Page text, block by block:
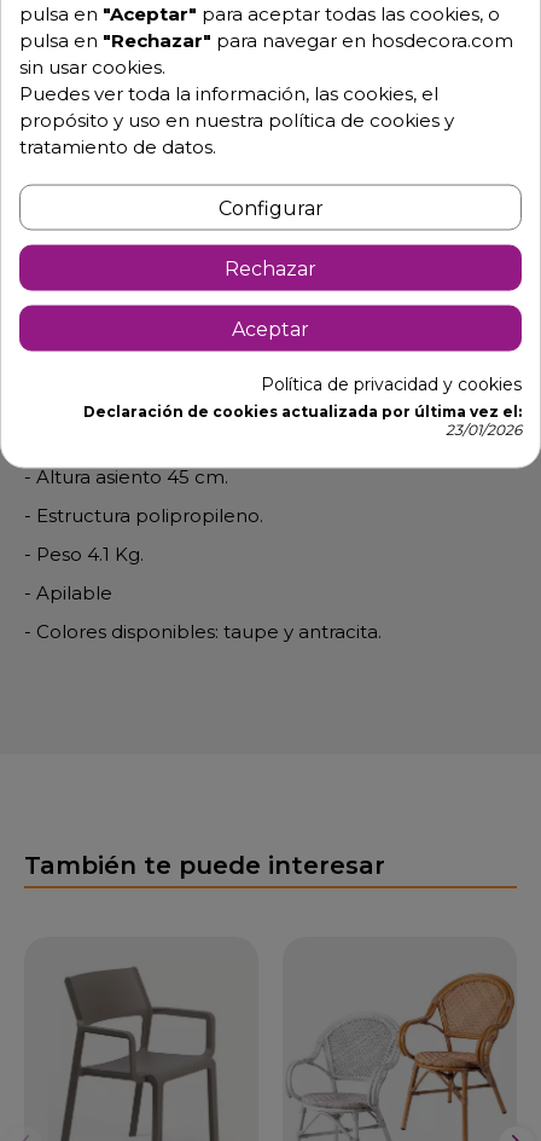
Pide tu presupuesto
Detalles de producto
Sillon Lobera de terraza apilable en polipropileno.
- Dimensiones: Ancho 53 x fondo 53 x alto 78.5 cm.
- Altura asiento 45 cm.
- Estructura polipropileno.
- Peso 4.1 Kg.
- Apilable
- Colores disponibles: taupe y antracita.
También te puede interesar
pulsa en "Aceptar" para aceptar todas las cookies, o
pulsa en "Rechazar" para navegar en hosdecora.com
sin usar cookies.
Puedes ver toda la información, las cookies, el
propósito y uso en nuestra política de cookies y
tratamiento de datos.
Configurar
Rechazar
Aceptar
Política de privacidad y cookies
Declaración de cookies actualizada por última vez el:
23/01/2026